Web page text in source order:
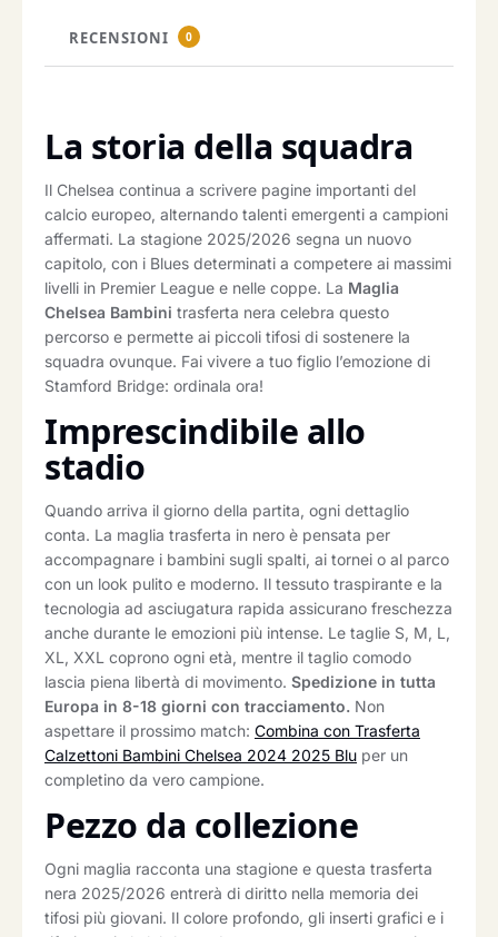
RECENSIONI 0
La storia della squadra
Il Chelsea continua a scrivere pagine importanti del
calcio europeo, alternando talenti emergenti a campioni
affermati. La stagione 2025/2026 segna un nuovo
capitolo, con i Blues determinati a competere ai massimi
livelli in Premier League e nelle coppe. La Maglia
Chelsea Bambini trasferta nera celebra questo
percorso e permette ai piccoli tifosi di sostenere la
squadra ovunque. Fai vivere a tuo figlio l’emozione di
Stamford Bridge: ordinala ora!
Imprescindibile allo
stadio
Quando arriva il giorno della partita, ogni dettaglio
conta. La maglia trasferta in nero è pensata per
accompagnare i bambini sugli spalti, ai tornei o al parco
con un look pulito e moderno. Il tessuto traspirante e la
tecnologia ad asciugatura rapida assicurano freschezza
anche durante le emozioni più intense. Le taglie S, M, L,
XL, XXL coprono ogni età, mentre il taglio comodo
lascia piena libertà di movimento. Spedizione in tutta
Europa in 8-18 giorni con tracciamento. Non
aspettare il prossimo match: Combina con Trasferta
Calzettoni Bambini Chelsea 2024 2025 Blu per un
completino da vero campione.
Pezzo da collezione
Ogni maglia racconta una stagione e questa trasferta
nera 2025/2026 entrerà di diritto nella memoria dei
tifosi più giovani. Il colore profondo, gli inserti grafici e i